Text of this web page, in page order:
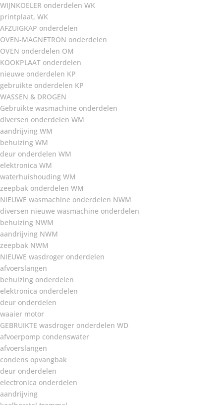
WIJNKOELER onderdelen WK
printplaat, WK
AFZUIGKAP onderdelen
OVEN-MAGNETRON onderdelen
OVEN onderdelen OM
KOOKPLAAT onderdelen
nieuwe onderdelen KP
gebruikte onderdelen KP
WASSEN & DROGEN
Gebruikte wasmachine onderdelen
diversen onderdelen WM
aandrijving WM
behuizing WM
deur onderdelen WM
elektronica WM
waterhuishouding WM
zeepbak onderdelen WM
NIEUWE wasmachine onderdelen NWM
diversen nieuwe wasmachine onderdelen
behuizing NWM
aandrijving NWM
zeepbak NWM
NIEUWE wasdroger onderdelen
afvoerslangen
behuizing onderdelen
elektronica onderdelen
deur onderdelen
waaier motor
GEBRUIKTE wasdroger onderdelen WD
afvoerpomp condenswater
afvoerslangen
condens opvangbak
deur onderdelen
electronica onderdelen
aandrijving